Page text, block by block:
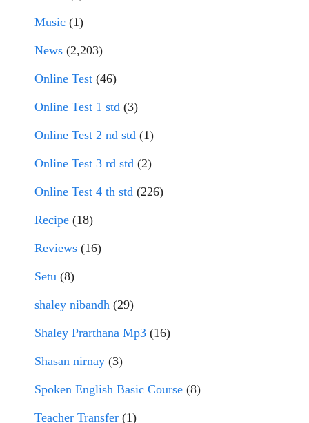
Music (1)
News (2,203)
Online Test (46)
Online Test 1 std (3)
Online Test 2 nd std (1)
Online Test 3 rd std (2)
Online Test 4 th std (226)
Recipe (18)
Reviews (16)
Setu (8)
shaley nibandh (29)
Shaley Prarthana Mp3 (16)
Shasan nirnay (3)
Spoken English Basic Course (8)
Teacher Transfer (1)